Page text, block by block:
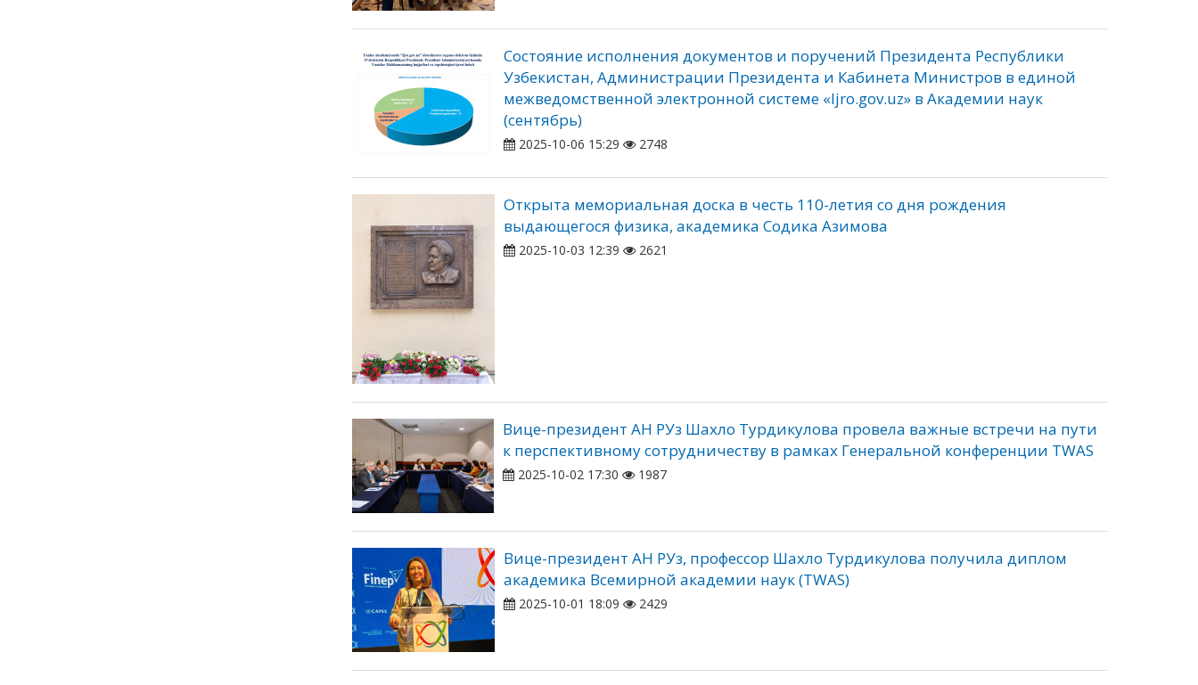
Состояние исполнения документов и поручений Президента Республики
Узбекистан, Администрации Президента и Кабинета Министров в единой
межведомственной электронной системе «Ijro.gov.uz» в Академии наук
(сентябрь)
2025-10-06 15:29 2748
Открыта мемориальная доска в честь 110-летия со дня рождения
выдающегося физика, академика Содика Азимова
2025-10-03 12:39 2621
Вице-президент АН РУз Шахло Турдикулова провела важные встречи на пути
к перспективному сотрудничеству в рамках Генеральной конференции TWAS
2025-10-02 17:30 1987
Вице-президент АН РУз, профессор Шахло Турдикулова получила диплом
академика Всемирной академии наук (TWAS)
2025-10-01 18:09 2429